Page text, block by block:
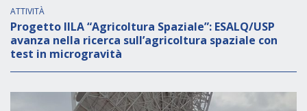
ATTIVITÀ
Progetto IILA “Agricoltura Spaziale”: ESALQ/USP
avanza nella ricerca sull’agricoltura spaziale con
test in microgravità